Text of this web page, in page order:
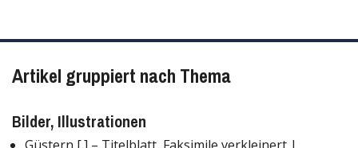
Artikel gruppiert nach Thema
Bilder, Illustrationen